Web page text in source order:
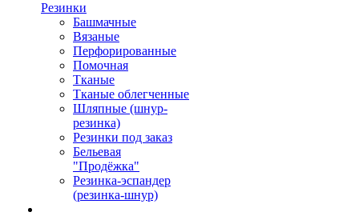
Резинки
Башмачные
Вязаные
Перфорированные
Помочная
Тканые
Тканые облегченные
Шляпные (шнур-
резинка)
Резинки под заказ
Бельевая
"Продёжка"
Резинка-эспандер
(резинка-шнур)